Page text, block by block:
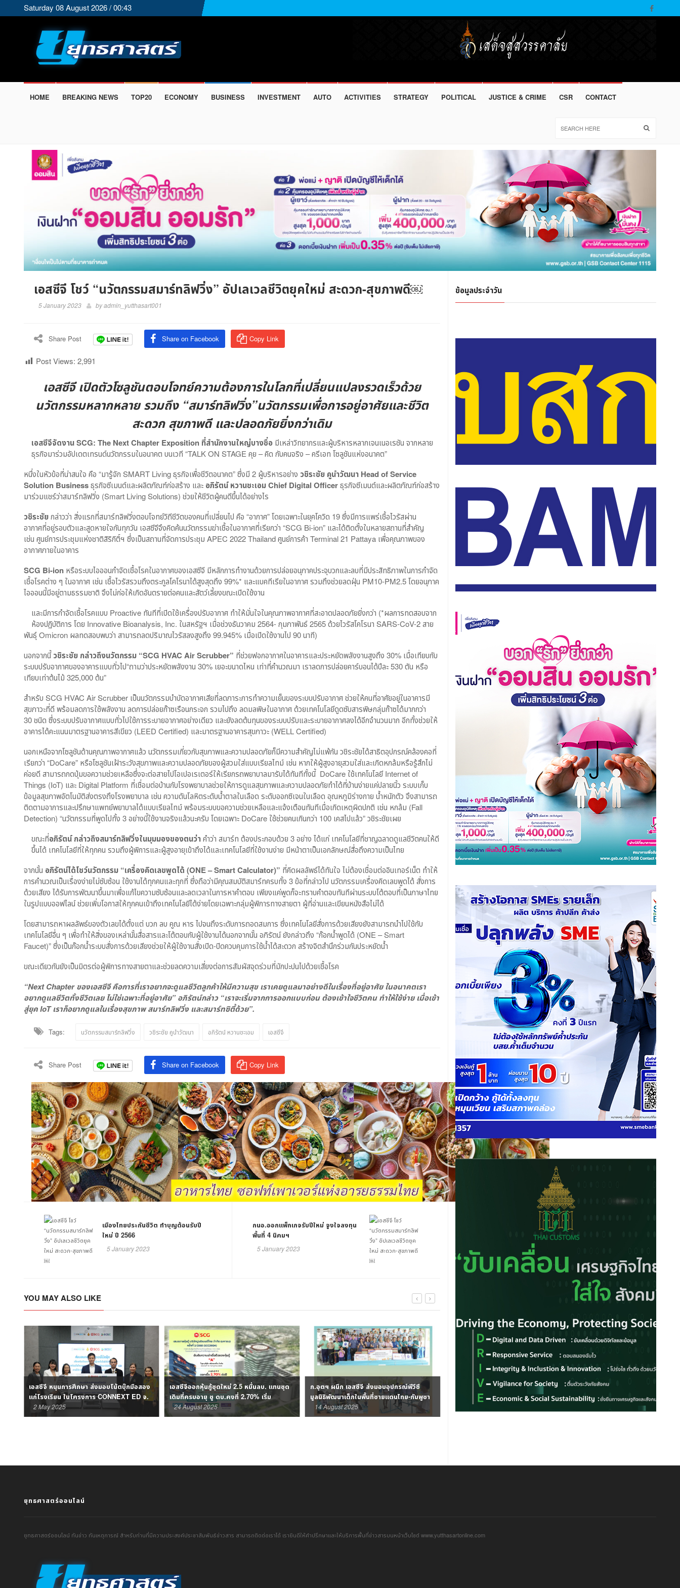
Saturday 08 August 2026 / 00:43
HOME BREAKING NEWS TOP20 ECONOMY BUSINESS INVESTMENT AUTO ACTIVITIES STRATEGY POLITICAL JUSTICE & CRIME CSR CONTACT
เอสซีจี โชว์ “นวัตกรรมสมาร์ทลิฟวิ่ง” อัปเลเวลชีวิตยุคใหม่ สะดวก-สุขภาพดี￼
5 January 2023 byadmin_yutthasart001
Share Post Share on Facebook Copy Link
Post Views: 2,991
เอสซีจี เปิดตัวโซลูชันตอบโจทย์ความต้องการในโลกที่เปลี่ยนแปลงรวดเร็วด้วย
นวัตกรรมหลากหลาย รวมถึง “สมาร์ทลิฟวิ่ง”นวัตกรรมเพื่อการอยู่อาศัยและชีวิต
สะดวก สุขภาพดี และปลอดภัยยิ่งกว่าเดิม
เอสซีจีจัดงานSCG: The Next Chapter Exposition ที่สำนักงานใหญ่บางซื่อ มีเหล่าวิทยากรและผู้บริหารหลากเจนเนอเรชัน จากหลาย
ธุรกิจมาร่วมอัปเดตเทรนด์นวัตกรรมในอนาคต บนเวที “TALK ON STAGE คุย – คิด กับคนจริง – ครีเอท โซลูชันแห่งอนาคต”
หนึ่งในหัวข้อที่น่าสนใจ คือ “มารู้จัก SMART Living ธุรกิจเพื่อชีวิตอนาคต” ซึ่งมี 2 ผู้บริหารอย่าง วชิระชัย คูนำวัฒนา Head of Service
Solution Businessธุรกิจซีเมนต์และผลิตภัณฑ์ก่อสร้าง และ อภิรัตน์ หวานชะเอมChief Digital Officerธุรกิจซีเมนต์และผลิตภัณฑ์ก่อสร้าง
มาร่วมแชร์ว่าสมาร์ทลิฟวิ่ง (Smart Living Solutions) ช่วยให้ชีวิตผู้คนดีขึ้นได้อย่างไร
วชิระชัยกล่าวว่า สิ่งแรกที่สมาร์ทลิฟวิ่งตอบโจทย์วิถีชีวิตของคนที่เปลี่ยนไป คือ “อากาศ” โดยเฉพาะในยุคโควิด 19 ซึ่งมีการแพร่เชื้อไวรัสผ่าน
อากาศที่อยู่รอบตัวและสูดหายใจกันทุกวัน เอสซีจีจึงคิดค้นนวัตกรรมฆ่าเชื้อในอากาศที่เรียกว่า “SCG Bi-ion” และได้ติดตั้งในหลายสถานที่สำคัญ
เช่น ศูนย์การประชุมแห่งชาติสิริกิติ์ฯ ซึ่งเป็นสถานที่จัดการประชุม APEC 2022 Thailand ศูนย์การค้า Terminal 21 Pattaya เพื่อคุณภาพของ
อากาศภายในอาคาร
SCG Bi-ion หรือระบบไอออนกำจัดเชื้อโรคในอากาศของเอสซีจี มีหลักการทำงานด้วยการปล่อยอนุภาคประจุบวกและลบที่มีประสิทธิภาพในการกำจัด
เชื้อโรคต่าง ๆ ในอากาศ เช่น เชื้อไวรัสรวมถึงตระกูลโคโรนาได้สูงสุดถึง 99%* และแบคทีเรียในอากาศ รวมถึงช่วยลดฝุ่น PM10-PM2.5 โดยอนุภาค
ไอออนนี้มีอยู่ตามธรรมชาติ จึงไม่ก่อให้เกิดอันตรายต่อคนและสัตว์เลี้ยงขณะเปิดใช้งาน
และมีการกำจัดเชื้อโรคแบบ Proactive ทันทีที่เปิดใช้เครื่องปรับอากาศ ทำให้มั่นใจในคุณภาพอากาศที่สะอาดปลอดภัยยิ่งกว่า (*ผลการทดสอบจาก
ห้องปฏิบัติการ โดย Innovative Bioanalysis, Inc. ในสหรัฐฯ เมื่อช่วงธันวาคม 2564- กุมภาพันธ์ 2565 ด้วยไวรัสโคโรนา SARS-CoV-2 สาย
พันธุ์ Omicron ผลทดสอบพบว่า สามารถลดปริมาณไวรัสลงสูงถึง 99.945% เมื่อเปิดใช้งานไป 90 นาที)
นอกจากนี้ วชิระชัย กล่าวถึงนวัตกรรม “SCG HVAC Air Scrubber” ที่ช่วยฟอกอากาศในอาคารและประหยัดพลังงานสูงถึง 30% เมื่อเทียบกับ
ระบบปรับอากาศของอาคารแบบทั่วไป“ถามว่าประหยัดพลังงาน 30% เยอะขนาดไหน เท่าที่คำนวณมา เราลดการปล่อยคาร์บอนได้ปีละ 530 ตัน หรือ
เทียบเท่าต้นไม้ 325,000 ต้น”
สำหรับ SCG HVAC Air Scrubber เป็นนวัตกรรมบำบัดอากาศเสียที่ลดภาระการทำความเย็นของระบบปรับอากาศ ช่วยให้คนที่อาศัยอยู่ในอาคารมี
สุขภาวะที่ดี พร้อมลดการใช้พลังงาน ลดการปล่อยก๊าซเรือนกระจก รวมไปถึง ลดมลพิษในอากาศ ด้วยเทคโนโลยีดูดซับสารพิษกลุ่มก๊าซได้มากกว่า
30 ชนิด ซึ่งระบบปรับอากาศแบบทั่วไปใช้การระบายอากาศอย่างเดียว และยังลดต้นทุนของระบบปรับและระบายอากาศลงได้อีกจำนวนมาก อีกทั้งช่วยให้
อาคารได้คะแนนมาตรฐานอาคารสีเขียว (LEED Certified) และมาตรฐานอาคารสุขภาวะ (WELL Certified)
นอกเหนือจากโซลูชันด้านคุณภาพอากาศแล้ว นวัตกรรมเกี่ยวกับสุขภาพและความปลอดภัยก็มีความสำคัญไม่แพ้กัน วชิระชัยได้สาธิตอุปกรณ์คล้องคอที่
เรียกว่า “DoCare” หรือโซลูชันเฝ้าระวังสุขภาพและความปลอดภัยของผู้สวมใส่แบบเรียลไทม์ เช่น หากให้ผู้สูงอายุสวมใส่และเกิดหกล้มหรือรู้สึกไม่
ค่อยดี สามารถกดปุ่มขอความช่วยเหลือซึ่งจะต่อสายไปโอเปอเรเตอร์ให้เรียกรถพยาบาลมารับได้ทันทีทั้งนี้ DoCare ใช้เทคโนโลยี Internet of
Things (IoT) และ Digital Platform ที่เชื่อมต่อบ้านกับโรงพยาบาลช่วยให้การดูแลสุขภาพและความปลอดภัยทำได้ที่บ้านง่ายแค่ปลายนิ้ว ระบบเก็บ
ข้อมูลสุขภาพอัตโนมัติส่งตรงถึงโรงพยาบาล เช่น ความดันโลหิตระดับน้ำตาลในเลือด ระดับออกซิเจนในเลือด อุณหภูมิร่างกาย น้ำหนักตัว จึงสามารถ
ติดตามอาการและปรึกษาแพทย์พยาบาลได้แบบเรียลไทม์ พร้อมระบบขอความช่วยเหลือและแจ้งเตือนทันทีเมื่อเกิดเหตุผิดปกติ เช่น หกล้ม (Fall
Detection) “นวัตกรรมที่พูดไปทั้ง 3 อย่างนี้ใช้งานจริงแล้วนะครับ โดยเฉพาะ DoCare ใช้ช่วยคนเกินกว่า 100 เคสไปแล้ว” วชิระชัยเผย
ขณะที่อภิรัตน์ กล่าวถึงสมาร์ทลิฟวิ่งในมุมมองของตนว่าคำว่า สมาร์ท ต้องประกอบด้วย 3 อย่าง ได้แก่ เทคโนโลยีที่ชาญฉลาดดูแลชีวิตคนให้ดี
ขึ้นได้ เทคโนโลยีที่ให้ทุกคน รวมถึงผู้พิการและผู้สูงอายุเข้าถึงได้และเทคโนโลยีที่ใช้งานง่าย มีหน้าตาเป็นเอกลักษณ์สื่อถึงความเป็นไทย
จากนั้น อภิรัตน์ได้โชว์นวัตกรรม “เครื่องคิดเลขพูดได้ (ONE – Smart Calculator)” ที่คิดผลลัพธ์ได้ทันใจ ไม่ต้องเชื่อมต่ออินเทอร์เน็ต ทำให้
การคำนวณเป็นเรื่องง่ายไม่ซับซ้อน ใช้งานได้ทุกคนและทุกที่ ซึ่งถือว่ามีคุณสมบัติสมาร์ทครบทั้ง 3 ข้อที่กล่าวไป นวัตกรรมเครื่องคิดเลขพูดได้ สั่งการ
ด้วยเสียง ได้รับการพัฒนาขึ้นมาเพื่อแก้ไขความซับซ้อนและลดเวลาในการหาคำตอบ เพียงแค่พูดก็จะทราบคำตอบทันทีผ่านระบบโต้ตอบที่เป็นภาษาไทย
ในรูปแบบออฟไลน์ ช่วยเพิ่มโอกาสให้ทุกคนเข้าถึงเทคโนโลยีได้ง่ายโดยเฉพาะกลุ่มผู้พิการทางสายตา ผู้ที่อ่านและเขียนหนังสือไม่ได้
โดยสามารถหาผลลัพธ์ของตัวเลขได้ตั้งแต่ บวก ลบ คูณ หาร ไปจนถึงระดับการถอดสมการ ซึ่งเทคโนโลยีสั่งการด้วยเสียงยังสามารถนำไปใช้กับ
เทคโนโลยีอื่น ๆ เพื่อทำให้สิ่งของเหล่านั้นสื่อสารและโต้ตอบกับผู้ใช้งานได้นอกจากนั้น อภิรัตน์ ยังกล่าวถึง “ก๊อกน้ำพูดได้ (ONE – Smart
Faucet)” ซึ่งเป็นก๊อกน้ำระบบสั่งการด้วยเสียงช่วยให้ผู้ใช้งานสั่งเปิด-ปิดควบคุมการใช้น้ำได้สะดวก สร้างจิตสำนึกร่วมกันประหยัดน้ำ
ขณะเดียวกันยังเป็นมิตรต่อผู้พิการทางสายตาและช่วยลดความเสี่ยงต่อการสัมผัสจุดร่วมที่มักปะปนไปด้วยเชื้อโรค
“Next Chapterของเอสซีจี คือการที่เราอยากจะดูแลชีวิตลูกค้าให้มีความสุข เราเคยดูแลมาอย่างดีในเรื่องที่อยู่อาศัย ในอนาคตเรา
อยากดูแลชีวิตทั้งชีวิตเลย ไม่ใช่เฉพาะที่อยู่อาศัย” อภิรัตน์กล่าว “เราจะเริ่มจากการออกแบบก่อน ต้องเข้าใจชีวิตคน ทำให้ใช้ง่าย เมื่อเข้า
สู่ยุคIoTเราก็อยากดูแลในเรื่องสุขภาพ สมาร์ทลิฟวิ่ง และสมาร์ทซิตี้ด้วย”.
Tags: นวัตกรรมสมาร์ทลิฟวิ่ง วชิระชัย คูนำวัฒนา อภิรัตน์ หวานชะเอม เอสซีจี
Share Post Share on Facebook Copy Link
เมืองไทยประกันชีวิต ทำบุญต้อนรับปี
ใหม่ ปี 2566
5 January 2023
กนอ.ออกแพ็กเกจรับปีใหม่ จูงใจลงทุน
พื้นที่ 4 นิคมฯ
5 January 2023
YOU MAY ALSO LIKE
เอสซีจีออกหุ้นกู้ชุดใหม่ 2.5 หมื่นลบ. แทนชุด
เดิมที่ครบอายุ ชู ดบ.คงที่ 2.70% เริ่ม
ขาย 1 ก.ย.นี้
24 August 2025
ก.อุตฯ ผนึก เอสซีจี ส่งมอบอุปกรณ์พีวีซี
มูลนิธิพัฒนาเด็กในพื้นที่ชายแดนไทย-กัมพูชา
14 August 2025
เอสซีจี ผนึกทช. ส่งมอบทุ่นกักขยะลอยน้ำ เดิน
หน้าแก้ปัญหาขยะในทะเล
1 June 2025
เอสซีจี ขนทัพนวัตกรรมวัสดุและก่อสร้าง
คุณภาพในงานสถาปนิก’68 ตอบทุกไลฟ์สไตล์
4 May 2025
เอสซีจี หนุนการศึกษา ส่งมอบโ
แก่โรงเรียน ในโครงการ
ข้อมูลประจำวัน
ยุทธศาสตร์ออนไลน์
ยุทธศาสตร์ออนไลน์ ทันข่าว ทันเหตุการณ์ สำหรับท่านที่มีความประสงค์ประชาสัมพันธ์ข่าวสาร สามารถติดต่อเราได้ เรายินดีให้คำปรึกษาและให้บริการพื้นที่ข่าวสารบนหน้าเว็บไซต์ www.yutthasartonline.com